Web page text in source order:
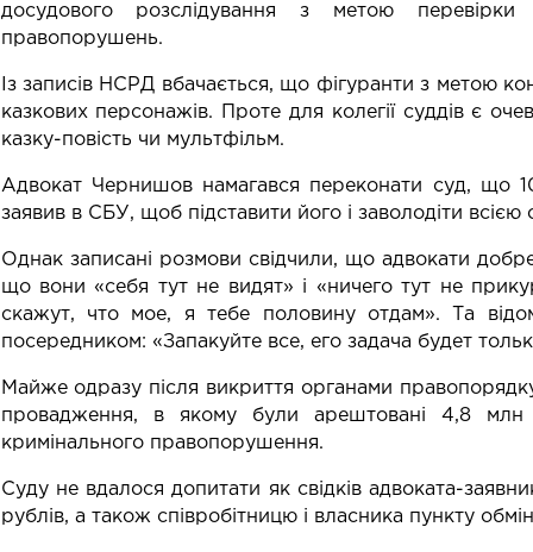
досудового розслідування з метою
правопорушень.
Із записів НСРД вбачається, що фігуранти з метою
казкових персонажів. Проте для колегії суддів є
казку-повість чи мультфільм.
Адвокат Чернишов намагався переконати суд, що
заявив в СБУ, щоб підставити його і заволодіти всією
Однак записані розмови свідчили, що адвокати
що вони «себя тут не видят» і «ничего тут не
скажут, что мое, я тебе половину отдам». Та
посередником: «Запакуйте все, его задача будет
Майже одразу після викриття органами
провадження, в якому були арештовані 4,8 млн
кримінального правопорушення.
Суду не вдалося допитати як свідків адвоката-
рублів, а також співробітницю і власника пункту